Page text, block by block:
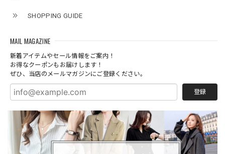
SHOPPING GUIDE
MAIL MAGAZINE
新着アイテムやセール情報をご案内！
お得なクーポンもお届けします！
ぜひ、当店のメールマガジンにご登録ください。
登録